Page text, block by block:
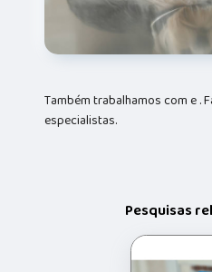
Também trabalhamos com e .
especialistas.
Pesquisas